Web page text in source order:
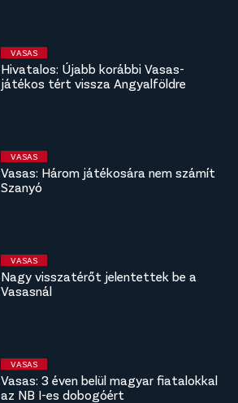
VASAS
Hivatalos: Újabb korábbi Vasas-
játékos tért vissza Angyalföldre
VASAS
Vasas: Három játékosára nem számít
Szanyó
VASAS
Nagy visszatérőt jelentettek be a
Vasasnál
VASAS
Vasas: 3 éven belül magyar fiatalokkal
az NB I-es dobogóért